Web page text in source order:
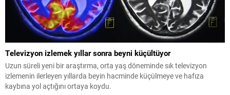
Televizyon izlemek yıllar sonra beyni küçültüyor
Uzun süreli yeni bir araştırma, orta yaş döneminde sık televizyon
izlemenin ilerleyen yıllarda beyin hacminde küçülmeye ve hafıza
kaybına yol açtığını ortaya koydu.